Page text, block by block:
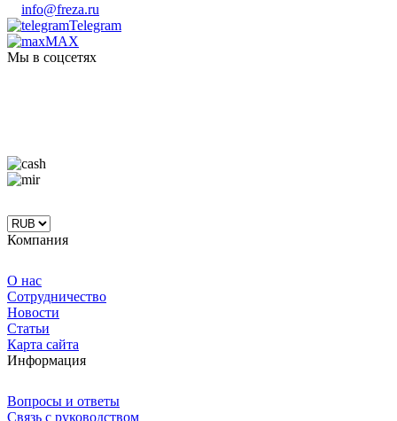
info@freza.ru
Telegram
MAX
Мы в соцсетях
Компания
О нас
Сотрудничество
Новости
Статьи
Карта сайта
Информация
Вопросы и ответы
Связь с руководством